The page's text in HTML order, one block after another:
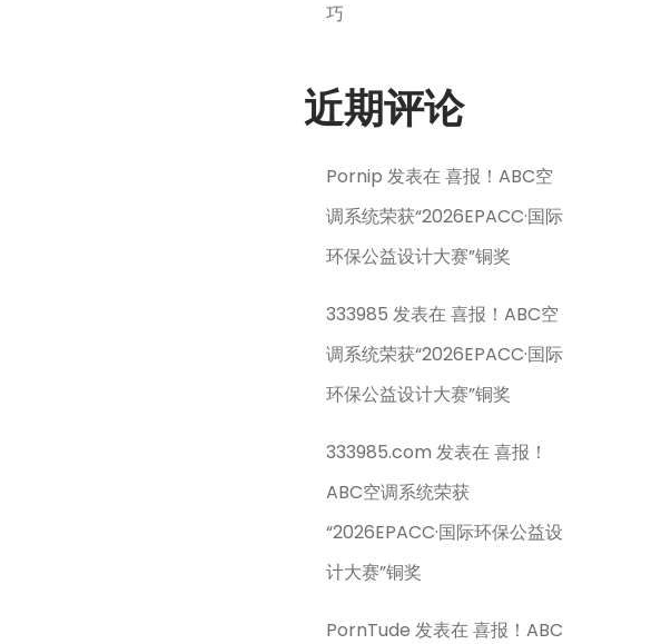
巧
近期评论
Pornip 发表在喜报！ABC空
调系统荣获“2026EPACC·国际
环保公益设计大赛”铜奖
333985 发表在喜报！ABC空
调系统荣获“2026EPACC·国际
环保公益设计大赛”铜奖
333985.com 发表在喜报！
ABC空调系统荣获
“2026EPACC·国际环保公益设
计大赛”铜奖
PornTude 发表在喜报！ABC